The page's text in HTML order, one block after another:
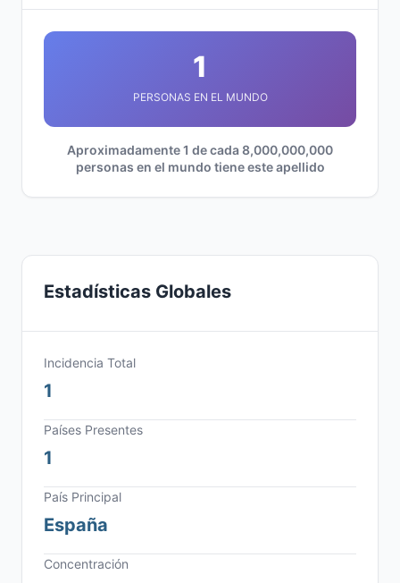
1
PERSONAS EN EL MUNDO
Aproximadamente 1 de cada 8,000,000,000
personas en el mundo tiene este apellido
Estadísticas Globales
Incidencia Total
1
Países Presentes
1
País Principal
España
Concentración